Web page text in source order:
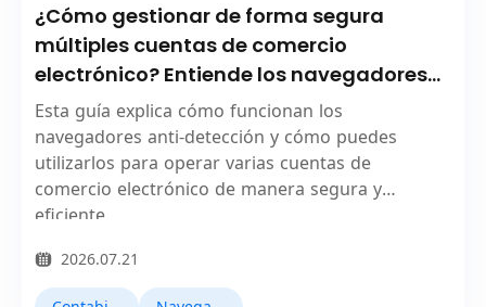
¿Cómo gestionar de forma segura
múltiples cuentas de comercio
electrónico? Entiende los navegadores
anti-detección en una sola lectura
Esta guía explica cómo funcionan los
navegadores anti-detección y cómo puedes
utilizarlos para operar varias cuentas de
comercio electrónico de manera segura y
eficiente.
2026.07.21